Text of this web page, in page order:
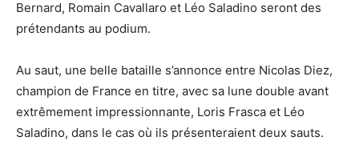
Bernard, Romain Cavallaro et Léo Saladino seront des
prétendants au podium.
Au saut, une belle bataille s’annonce entre Nicolas Diez,
champion de France en titre, avec sa lune double avant
extrêmement impressionnante, Loris Frasca et Léo
Saladino, dans le cas où ils présenteraient deux sauts.